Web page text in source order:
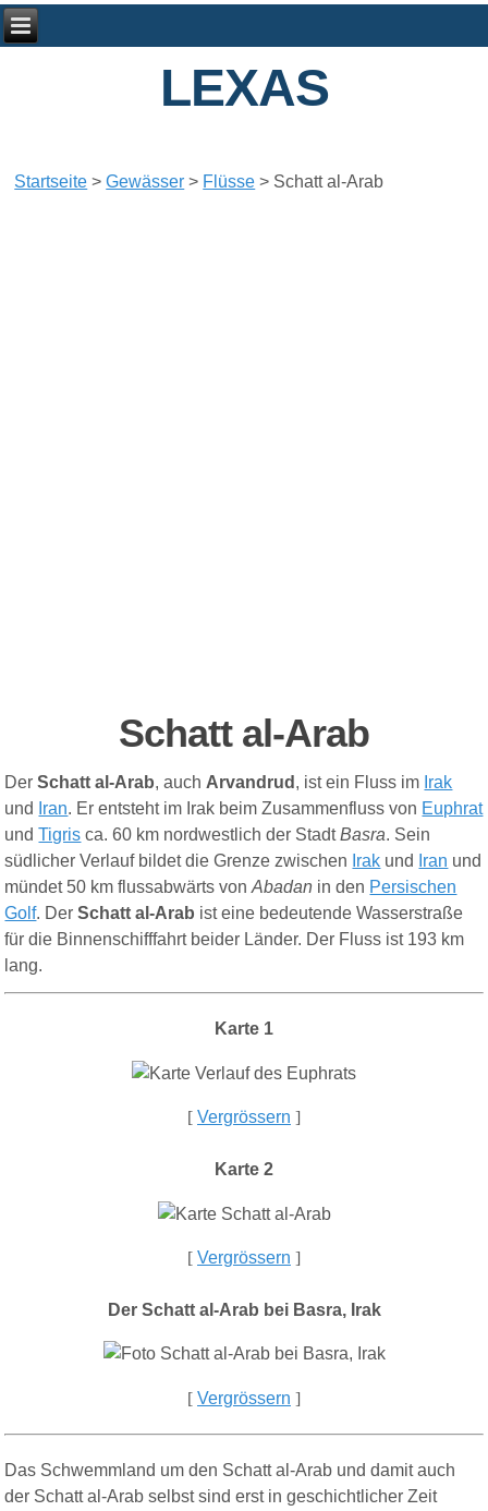
LEXAS
Startseite >Gewässer > Flüsse > Schatt al-Arab
Schatt al-Arab
DerSchatt al-Arab, auchArvandrud , ist ein Fluss im Irak
und
Iran. Er entsteht im Irak beim Zusammenfluss von Euphrat
undTigris ca. 60 km nordwestlich der StadtBasra. Sein
südlicher Verlauf bildet die Grenze zwischen Irak und Iran und
mündet 50 km flussabwärts vonAbadan in den Persischen
Golf. DerSchatt al-Arab ist eine bedeutende Wasserstraße
für die Binnenschifffahrt beider Länder. Der Fluss ist 193 km
lang.
Karte 1
[ Vergrössern ]
Karte 2
[ Vergrössern ]
Der Schatt al-Arab bei Basra, Irak
[ Vergrössern ]
Das Schwemmland um den Schatt al-Arab und damit auch
der Schatt al-Arab selbst sind erst in geschichtlicher Zeit